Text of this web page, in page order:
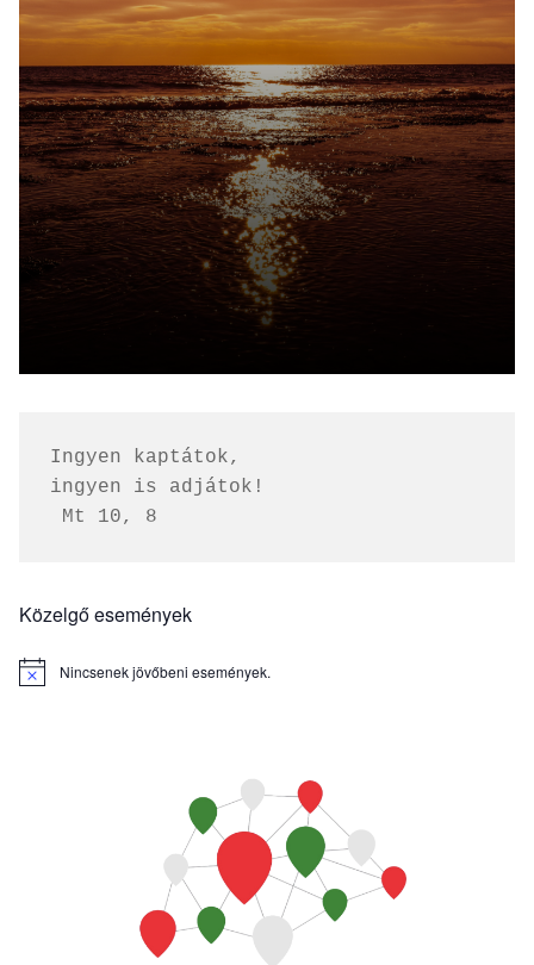
Ingyen kaptátok,
ingyen is adjátok!
Mt 10, 8
Közelgő események
Notice Nincsenek jövőbeni események.